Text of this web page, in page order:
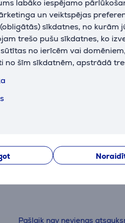
labāko iespējamo
un veiktspējas
sīkdatnes, no
trešo pušu sīkdatnes, ko
sūtītas no ierīcēm vai
no šīm sīkdatnēm, apstrādā
WiFi
Pašlaik nav nevienas